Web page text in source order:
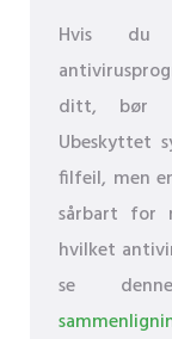
Hvis du
ditt, bør
Ubeskyttet
filfeil, men
sårbart for
hvilket
se